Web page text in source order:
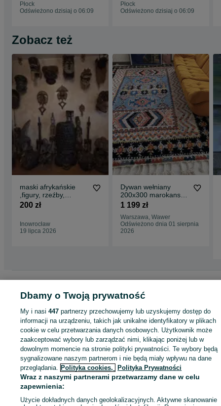
Płock
Odświeżono dzisiaj o 06:09
Płock
Odświeżono dzisiaj o 06:09
Zobacz też
maski afrykańskie
,figury, rzeźby,
200 zł
Inowrocław
19 lipca 2026
Dywan wełniany
200x300 marokanski
boho design
1 199 zł
Warszawa, Wawer
Odświeżono dnia 01 sierpnia
2026
Dywany
Dywany - Mazowieckie Dywany - Płock
KATEGORIA
1061337463 Wyświetlenia:
Kup
Dbamy o Twoją prywatność
My i nasi447 partnerzy przechowujemy lub uzyskujemy dostęp do
informacji na urządzeniu, takich jak unikalne identyfikatory w plikach
cookie w celu przetwarzania danych osobowych. Użytkownik może
zaakceptować wybory lub zarządzać nimi, klikając poniżej lub w
dowolnym momencie na stronie polityki prywatności. Te wybory będą
sygnalizowane naszym partnerom i nie będą miały wpływu na dane
przeglądania. Polityka cookies, Polityka Prywatności
Wraz z naszymi partnerami przetwarzamy dane w celu
zapewnienia:
Użycie dokładnych danych geolokalizacyjnych. Aktywne skanowanie